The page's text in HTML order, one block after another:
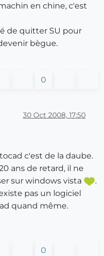
en chine, c'est
de quitter SU pour
bègue.
0
30 Oct 2008, 17:50
c'est de la daube.
ans de retard, il ne
sur windows vista
.
pas un logiciel
quand même.
0